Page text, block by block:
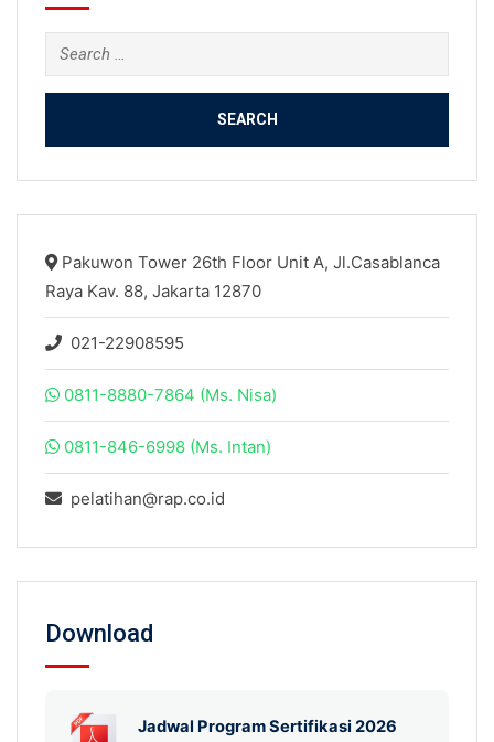
Search
for:
Pakuwon Tower 26th Floor Unit A, Jl.Casablanca
Raya Kav. 88, Jakarta 12870
021-22908595
0811-8880-7864 (Ms. Nisa)
0811-846-6998 (Ms. Intan)
pelatihan@rap.co.id
Download
Jadwal Program Sertifikasi 2026